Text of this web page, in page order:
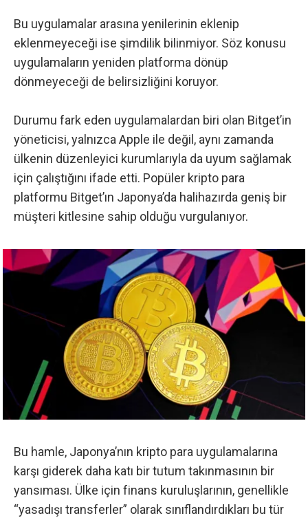
Bu uygulamalar arasına yenilerinin eklenip
eklenmeyeceği ise şimdilik bilinmiyor. Söz konusu
uygulamaların yeniden platforma dönüp
dönmeyeceği de belirsizliğini koruyor.
Durumu fark eden uygulamalardan biri olan Bitget’in
yöneticisi, yalnızca Apple ile değil, aynı zamanda
ülkenin düzenleyici kurumlarıyla da uyum sağlamak
için çalıştığını ifade etti. Popüler kripto para
platformu Bitget’ın Japonya’da halihazırda geniş bir
müşteri kitlesine sahip olduğu vurgulanıyor.
Bu hamle, Japonya’nın kripto para uygulamalarına
karşı giderek daha katı bir tutum takınmasının bir
yansıması. Ülke için finans kuruluşlarının, genellikle
“yasadışı transferler” olarak sınıflandırdıkları bu tür